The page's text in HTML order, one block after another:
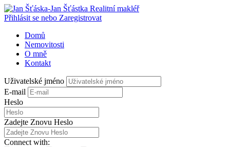
Přihlásit se nebo Zaregistrovat
Domů
Nemovitosti
O mně
Kontakt
Uživatelské jméno
E-mail
Heslo
Zadejte Znovu Heslo
Connect with: